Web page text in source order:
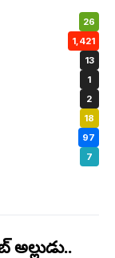
26
1,421
13
1
2
18
97
7